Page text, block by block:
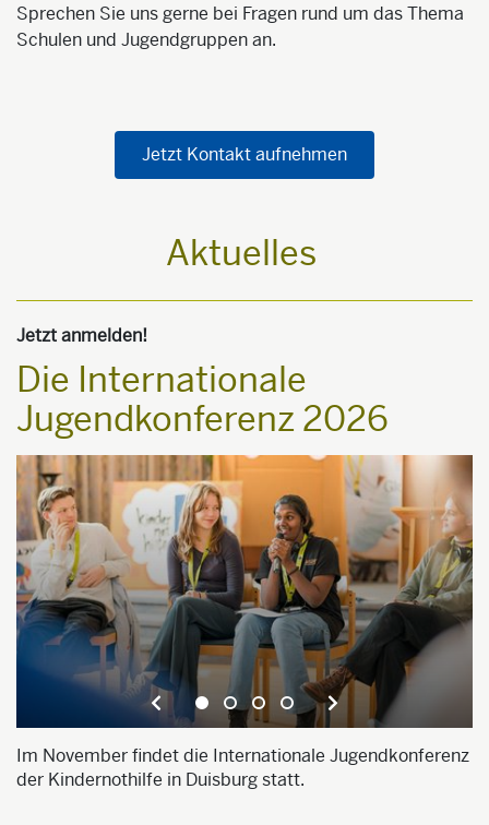
Sprechen Sie uns gerne bei Fragen rund um das Thema
Schulen und Jugendgruppen an.
Jetzt Kontakt aufnehmen
Aktuelles
Jetzt anmelden!
Die Internationale
Jugendkonferenz 2026
Im November findet die Internationale Jugendkonferenz
der Kindernothilfe in Duisburg statt.